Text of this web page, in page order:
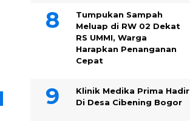
Tumpukan Sampah
Meluap di RW 02 Dekat
RS UMMI, Warga
Harapkan Penanganan
Cepat
Klinik Medika Prima Hadir
Di Desa Cibening Bogor